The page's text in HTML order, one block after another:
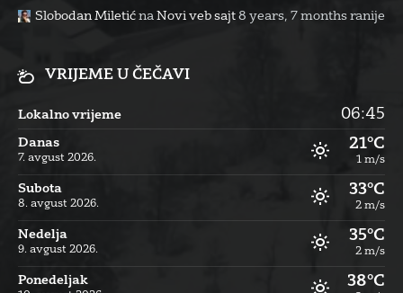
Slobodan Miletić na Novi veb sajt 8 years, 7 months ranije
VRIJEME U ČEČAVI
Lokalno vrijeme 06:45
Danas
7. avgust 2026.
21°C
1 m/s
Subota
8. avgust 2026.
33°C
2 m/s
Nedelja
9. avgust 2026.
35°C
2 m/s
Ponedeljak 38°C